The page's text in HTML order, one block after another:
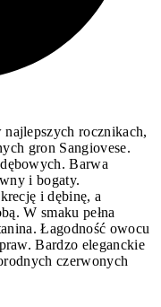
rocznikach,
gron Sangiovese.
Barwa
i bogaty.
i dębinę, a
W smaku pełna
Łagodność owocu
Bardzo eleganckie
czerwonych